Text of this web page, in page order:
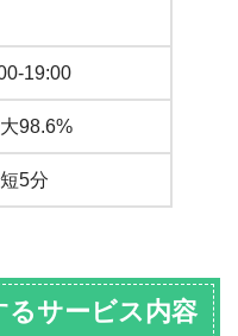
19:00
98.6%
5分
るサービス内容